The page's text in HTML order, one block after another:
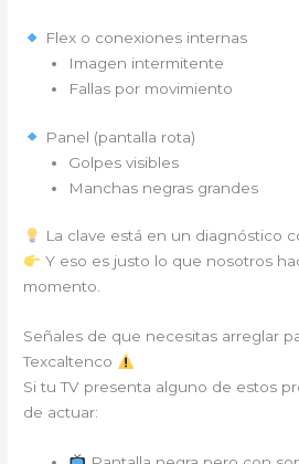
Flex o conexiones internas
Imagen intermitente
Fallas por movimiento
Panel (pantalla rota)
Golpes visibles
Manchas negras grandes
La clave está en un diagnóstico
Y eso es justo lo que nosotros
momento.
Señales de que necesitas arreglar
Texcaltenco
Si tu TV presenta alguno de estos
de actuar: